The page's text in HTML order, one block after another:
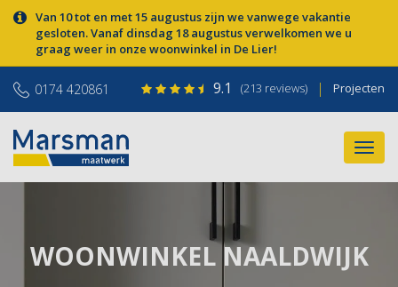
Van 10 tot en met 15 augustus zijn we vanwege vakantie
gesloten. Vanaf dinsdag 18 augustus verwelkomen we u
graag weer in onze woonwinkel in De Lier!
0174 420861 9.1 (213 reviews) | Projecten
WOONWINKEL NAALDWIJK